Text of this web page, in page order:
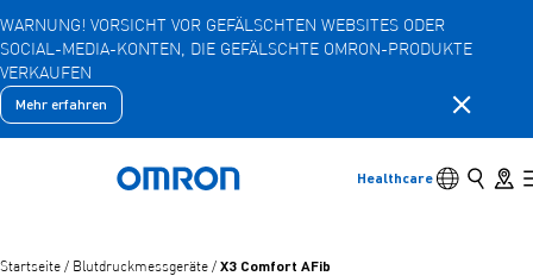
Zum
Hauptinhalt
springen
WARNUNG! VORSICHT VOR GEFÄLSCHTEN WEBSITES ODER
SOCIAL-MEDIA-KONTEN, DIE GEFÄLSCHTE OMRON-PRODUKTE
VERKAUFEN
Mehr erfahren
Zurück nach Hause
Healthcare Suche
Zurück
Zurück zum vorherigen Menü
Produkte
Startseite / Blutdruckmessgeräte / X3 Comfort AFib